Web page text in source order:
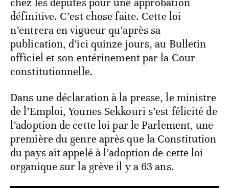
chez les députés pour une approbation
définitive. C’est chose faite. Cette loi
n’entrera en vigueur qu’après sa
publication, d’ici quinze jours, au Bulletin
officiel et son entérinement par la Cour
constitutionnelle.
Dans une déclaration à la presse, le ministre
de l’Emploi, Younes Sekkouri s’est félicité de
l’adoption de cette loi par le Parlement, une
première du genre après que la Constitution
du pays ait appelé à l’adoption de cette loi
organique sur la grève il y a 63 ans.